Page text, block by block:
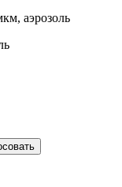
аэрозоль